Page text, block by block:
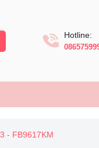
Hotline:
- FB9617KM